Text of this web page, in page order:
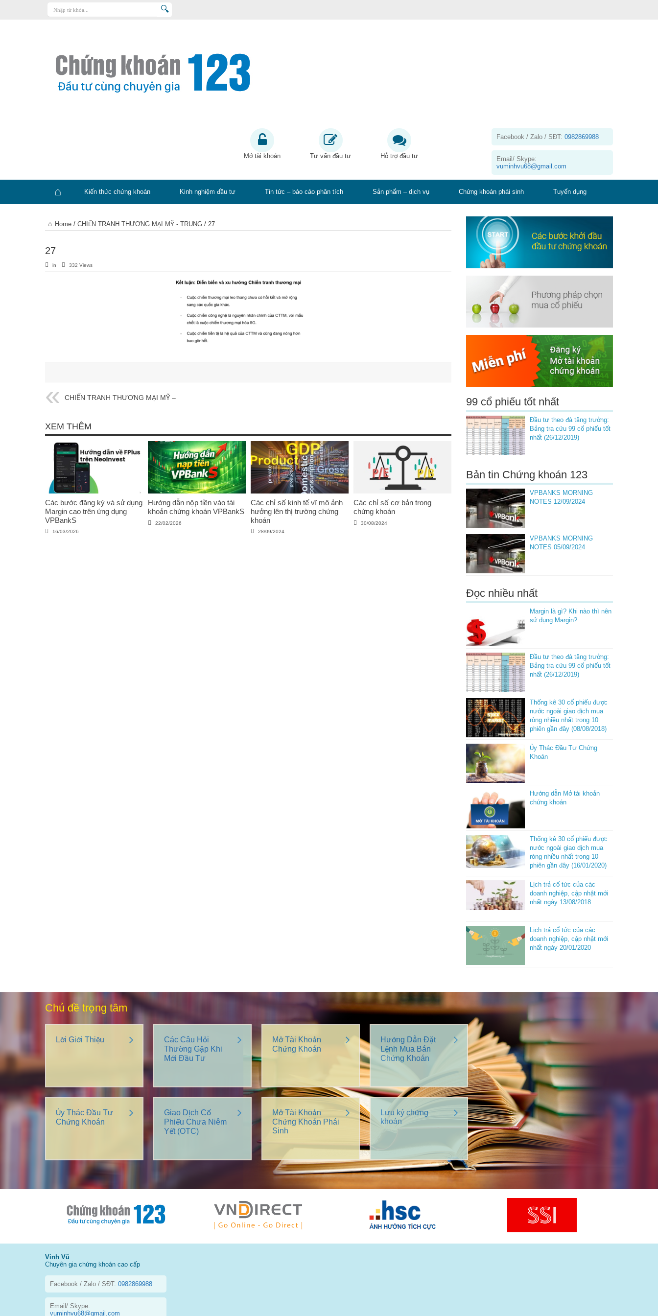
Kiến thức chứng khoán
Kinh nghiệm đầu tư
Tin tức – báo cáo phân tích
Mở tài khoản Tư vấn đầu tư Hỗ trợ đầu tư
Facebook / Zalo / SĐT: 0982869988
Email/ Skype:
vuminhvu68@gmail.com
Trang
chủ
Kiến thức chứng khoán Kinh nghiệm đầu tư Tin tức – báo cáo phân tích Sản phẩm – dịch vụ Chứng khoán phái sinh Tuyển dụng
Home / CHIẾN TRANH THƯƠNG MẠI MỸ - TRUNG / 27
27
in 332 Views
CHIẾN TRANH THƯƠNG MẠI MỸ –
XEM THÊM
Các bước đăng ký và sử dụng
Margin cao trên ứng dụng
VPBankS
16/03/2026
Hướng dẫn nộp tiền vào tài
khoản chứng khoán VPBankS
22/02/2026
Các chỉ số kinh tế vĩ mô ảnh
hưởng lên thị trường chứng
khoán
28/09/2024
Các chỉ số cơ bản trong
chứng khoán
30/08/2024
99 cổ phiếu tốt nhất
Đầu tư theo đà tăng trưởng:
Bảng tra cứu 99 cổ phiếu tốt
nhất (26/12/2019)
Bản tin Chứng khoán 123
VPBANKS MORNING
NOTES 12/09/2024
VPBANKS MORNING
NOTES 05/09/2024
Đọc nhiều nhất
Margin là gì? Khi nào thì nên
sử dụng Margin?
Đầu tư theo đà tăng trưởng:
Bảng tra cứu 99 cổ phiếu tốt
nhất (26/12/2019)
Thống kê 30 cổ phiếu được
nước ngoài giao dịch mua
ròng nhiều nhất trong 10
phiên gần đây (08/08/2018)
Ủy Thác Đầu Tư Chứng
Khoán
Hướng dẫn Mở tài khoản
chứng khoán
Thống kê 30 cổ phiếu được
nước ngoài giao dịch mua
ròng nhiều nhất trong 10
phiên gần đây (16/01/2020)
Lịch trả cổ tức của các
doanh nghiệp, cập nhật mới
nhất ngày 13/08/2018
Lịch trả cổ tức của các
doanh nghiệp, cập nhật mới
nhất ngày 20/01/2020
Chủ đề trọng tâm
Lời Giới Thiệu
Các Câu Hỏi
Thường Gặp Khi
Mới Đầu Tư
Mở Tài Khoản
Chứng Khoán
Hướng Dẫn Đặt
Lệnh Mua Bán
Chứng Khoán
Ủy Thác Đầu Tư
Chứng Khoán
Giao Dịch Cổ
Phiếu Chưa Niêm
Yết (OTC)
Mở Tài Khoản
Chứng Khoán Phái
Sinh
Lưu ký chứng
khoán
Vinh Vũ
Chuyên gia chứng khoán cao cấp
Facebook / Zalo / SĐT: 0982869988
Email/ Skype:
vuminhvu68@gmail.com